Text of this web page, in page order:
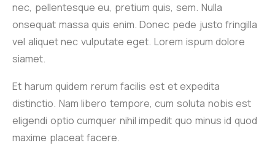
nec, pellentesque eu, pretium quis, sem. Nulla
onsequat massa quis enim. Donec pede justo fringilla
vel aliquet nec vulputate eget. Lorem ispum dolore
siamet.
Et harum quidem rerum facilis est et expedita
distinctio. Nam libero tempore, cum soluta nobis est
eligendi optio cumquer nihil impedit quo minus id quod
maxime placeat facere.